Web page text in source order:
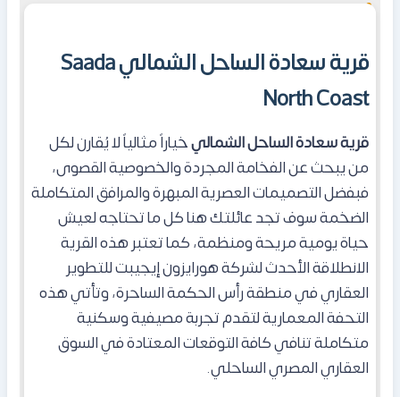
قرية سعادة الساحل الشمالي Saada
North Coast
قرية سعادة الساحل الشماليخياراً مثالياً لا يُقارن لكل
من يبحث عن الفخامة المجردة والخصوصية القصوى،
فبفضل التصميمات العصرية المبهرة والمرافق المتكاملة
الضخمة سوف تجد عائلتك هنا كل ما تحتاجه لعيش
حياة يومية مريحة ومنظمة، كما تعتبر هذه القرية
الانطلاقة الأحدث لشركة هورايزون إيجيبت للتطوير
العقاري في منطقة رأس الحكمة الساحرة، وتأتي هذه
التحفة المعمارية لتقدم تجربة مصيفية وسكنية
متكاملة تنافي كافة التوقعات المعتادة في السوق
العقاري المصري الساحلي.